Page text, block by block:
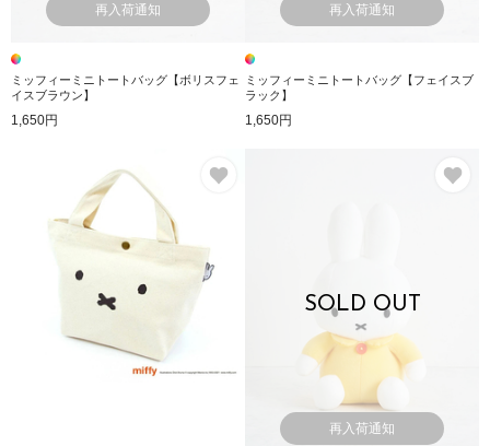
再入荷通知
ミッフィーミニトートバッグ【ボリスフェ
イスブラウン】
1,650円
再入荷通知
ミッフィーミニトートバッグ【フェイスブ
ラック】
1,650円
SOLD OUT
再入荷通知